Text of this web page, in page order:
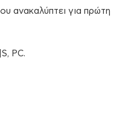
ανακαλύπτει για πρώτη
PC.